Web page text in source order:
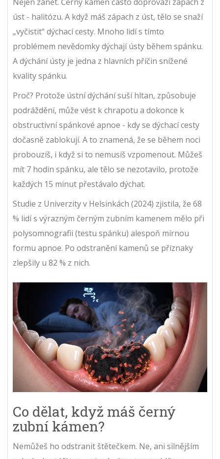
úst - halitózu. A když máš zápach z úst, tělo se snaží
„vyčistit“ dýchací cesty. Mnoho lidí s tímto
problémem nevědomky dýchají ústy během spánku.
A dýchání ústy je jedna z hlavních příčin snížené
kvality spánku.
Proč? Protože ústní dýchání suší hltan, způsobuje
podráždění, může vést k chrapotu a dokonce k
obstructivní spánkové apnoe - kdy se dýchací cesty
dočasně zablokují. A to znamená, že se během noci
probouzíš, i když si to nemusíš vzpomenout. Můžeš
mít 7 hodin spánku, ale tělo se nezotavilo, protože
každých 15 minut přestávalo dýchat.
Studie z Univerzity v Helsinkách (2024) zjistila, že 68
% lidí s výrazným černým zubním kamenem mělo při
polysomnografii (testu spánku) alespoň mírnou
formu apnoe. Po odstranění kamenů se příznaky
zlepšily u 82 % z nich.
Co dělat, když máš černý
zubní kámen?
Nemůžeš ho odstranit štětečkem. Ne, ani silnějším